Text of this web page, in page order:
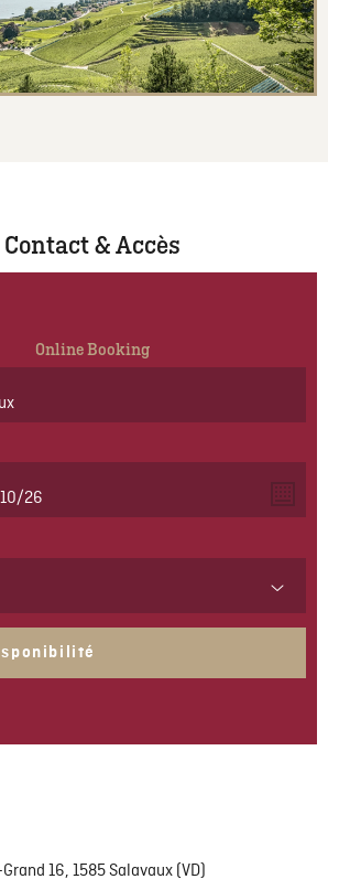
Contact & Accès
Online Booking
16, 1585 Salavaux (VD)